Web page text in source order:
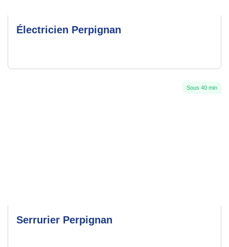
Électricien Perpignan
Sous 40 min
Serrurier Perpignan